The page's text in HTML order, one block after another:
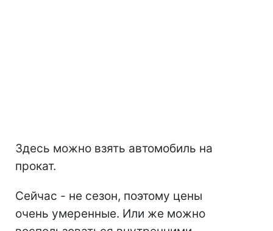
Здесь можно взять автомобиль на
прокат.
Сейчас - не сезон, поэтому цены
очень умеренные. Или же можно